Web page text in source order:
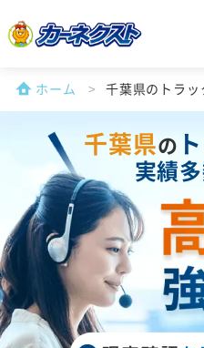
ホーム 千葉県のトラッ
千葉県の
実績